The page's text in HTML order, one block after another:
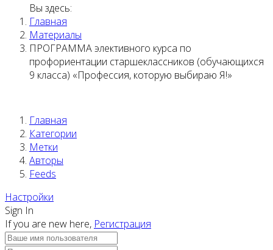
Вы здесь:
Главная
Материалы
ПРОГРАММА элективного курса по
профориентации старшеклассников (обучающихся
9 класса) «Профессия, которую выбираю Я!»
Главная
Категории
Метки
Авторы
Feeds
Настройки
Sign In
If you are new here, Регистрация